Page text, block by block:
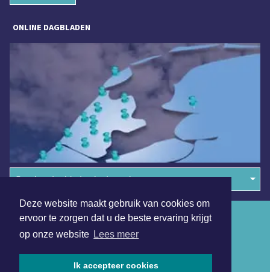
Deze website maakt gebruik van cookies om
ervoor te zorgen dat u de beste ervaring krijgt
op onze website Lees meer
Ik accepteer cookies
ONLINE DAGBLADEN
Overige dagbladen in de regio
Algemene voorwaarden
Disclaimer